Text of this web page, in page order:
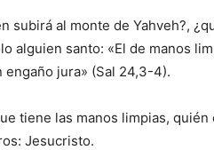
subirá al monte de Yahveh?,
alguien santo: «El de manos
engaño jura» (Sal 24,3-4).
tiene las manos limpias,
Jesucristo.